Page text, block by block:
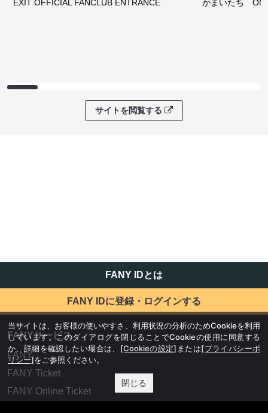
EXIT OFFICIAL FANCLUB ENTRANCE かまいたち
サイトを閲覧する
FANY IDとは
FANY IDに登録・ログインする
FANYサービス
FANY
FANY Ticket
FANY Online Ticket
当サイトは、お客様の使いやすさ、利用状況の分析のためCookieを利用
しています。このダイアログを閉じることでCookieの使用に同意する
か、詳細を確認したい場合は、 [Cookieの設定] または[プライバシーポ
リシー]をご参照ください。
閉じる